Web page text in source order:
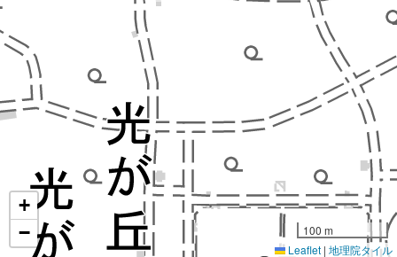
+
−
100 m
Leaflet | 地理院タイル